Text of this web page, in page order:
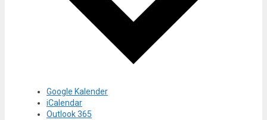
Google Kalender
iCalendar
Outlook 365